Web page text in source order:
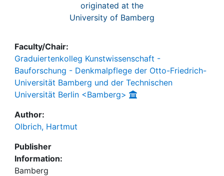
originated at the
University of Bamberg
Faculty/Chair:
Graduiertenkolleg Kunstwissenschaft -
Bauforschung - Denkmalpflege der Otto-Friedrich-
Universität Bamberg und der Technischen
Universität Berlin <Bamberg>
Author:
Olbrich, Hartmut
Publisher
Information:
Bamberg